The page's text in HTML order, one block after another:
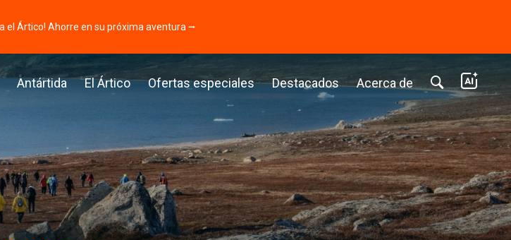
el Ártico! Ahorre en su próxima aventura ⭢
Antártida El Ártico Ofertas especiales Destacados Acerca de